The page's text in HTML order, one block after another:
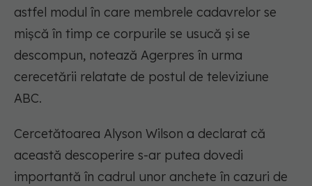
astfel modul în care membrele cadavrelor se
mişcă în timp ce corpurile se usucă şi se
descompun, notează Agerpres în urma
cerecetării relatate de postul de televiziune
ABC.
Cercetătoarea Alyson Wilson a declarat că
această descoperire s-ar putea dovedi
importantă în cadrul unor anchete în cazuri de